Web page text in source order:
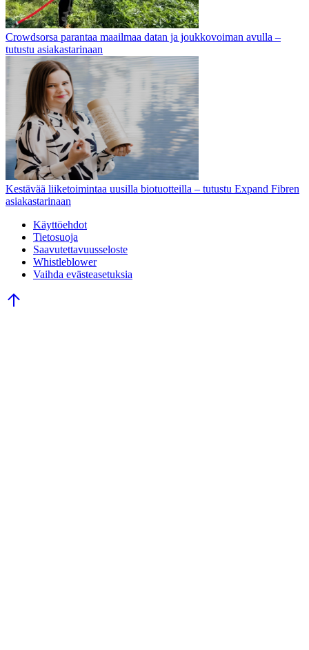
Crowdsorsa parantaa maailmaa datan ja joukkovoiman avulla –
tutustu asiakastarinaan
Kestävää liiketoimintaa uusilla biotuotteilla – tutustu Expand Fibren
asiakastarinaan
Käyttöehdot
Tietosuoja
Saavutettavuusseloste
Whistleblower
Vaihda evästeasetuksia